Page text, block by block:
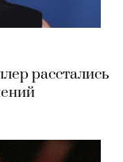
расстались